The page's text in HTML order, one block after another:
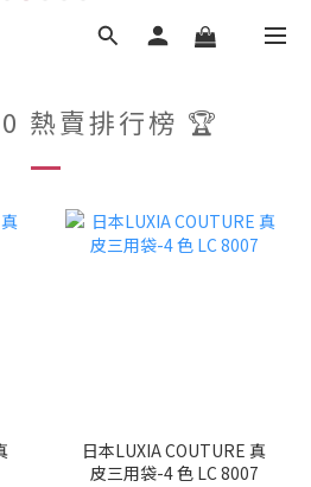
熱賣排行榜 🏆
日本LUXIA COUTURE 真
皮三用袋-4 色 LC 8007